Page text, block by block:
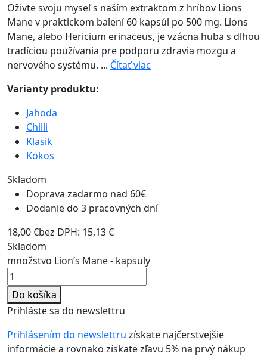
Oživte svoju myseľ s naším extraktom z hríbov Lions
Mane v praktickom balení 60 kapsúl po 500 mg. Lions
Mane, alebo Hericium erinaceus, je vzácna huba s dlhou
tradíciou používania pre podporu zdravia mozgu a
nervového systému. ... Čítať viac
Varianty produktu:
Jahoda
Chilli
Klasik
Kokos
Skladom
Doprava zadarmo nad 60€
Dodanie do 3 pracovných dní
18,00€bez DPH: 15,13€
Skladom
množstvo Lion’s Mane - kapsuly
Do košíka
Prihláste sa do newslettru
Prihlásením do newslettru získate najčerstvejšie
informácie a rovnako získate zľavu 5% na prvý nákup